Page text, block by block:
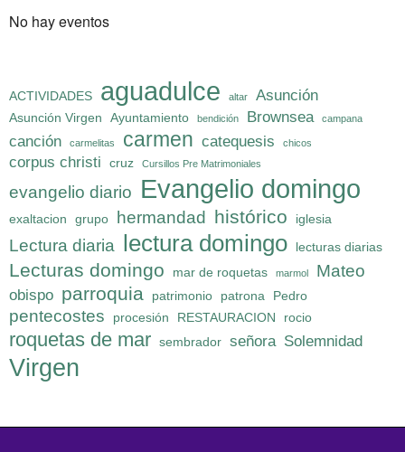
No hay eventos
ACTIVIDADES aguadulce altar Asunción
Asunción Virgen Ayuntamiento bendición Brownsea campana
canción carmelitas carmen catequesis chicos
corpus christi cruz Cursillos Pre Matrimoniales
evangelio diario Evangelio domingo
exaltacion grupo hermandad histórico iglesia
Lectura diaria lectura domingo lecturas diarias
Lecturas domingo mar de roquetas marmol Mateo
obispo parroquia patrimonio patrona Pedro
pentecostes procesión RESTAURACION rocio
roquetas de mar sembrador señora Solemnidad
Virgen